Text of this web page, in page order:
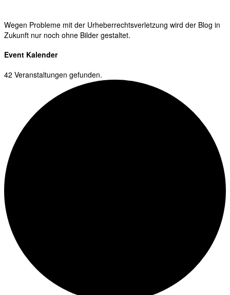
Wegen Probleme mit der Urheberrechtsverletzung wird der Blog in
Zukunft nur noch ohne Bilder gestaltet.
Event Kalender
42 Veranstaltungen gefunden.